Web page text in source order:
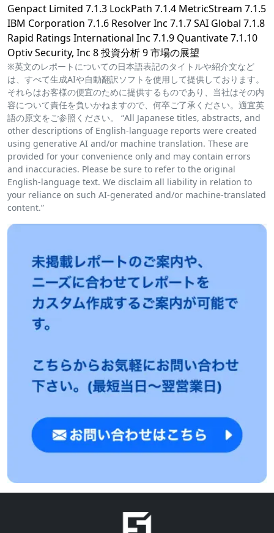
Genpact Limited 7.1.3 LockPath 7.1.4 MetricStream 7.1.5
IBM Corporation 7.1.6 Resolver Inc 7.1.7 SAI Global 7.1.8
Rapid Ratings International Inc 7.1.9 Quantivate 7.1.10
Optiv Security, Inc 8 投資分析 9 市場の展望
※英文のレポートについての日本語表記のタイトルや紹介文など
は、すべて生成AIや自動翻訳ソフトを使用して提供しております。
それらはお客様の便宜のために提供するものであり、当社はその内
容について責任を負いかねますので、何卒ご了承ください。適宜英
語の原文をご参照ください。 “All Japanese titles, abstracts, and
other descriptions of English-language reports were created
using generative AI and/or machine translation. These are
provided for your convenience only and may contain errors
and inaccuracies. Please be sure to refer to the original
English-language text. We disclaim all liability in relation to
your reliance on such AI-generated and/or machine-translated
content.”